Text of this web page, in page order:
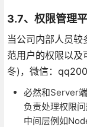
3.7、权限管理
当公司内部人员较
范用户的权限以
冬)，微信：
必然和Server
负责处理权限
中间层例如